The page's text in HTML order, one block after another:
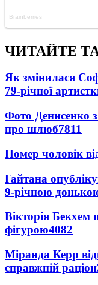
ЧИТАЙТЕ
Як змінилася
79-річної
Фото Денисенко
про шлюб7811
Помер чоловік
Гайтана
9-річною
Вікторія Бекхем
фігурою4082
Міранда Керр
справжній раціон